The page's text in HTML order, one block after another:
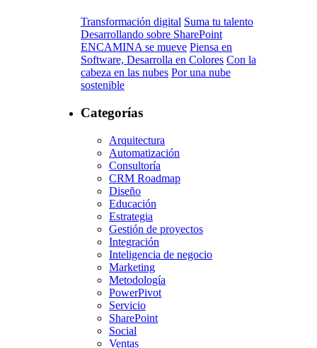
Transformación digital Suma tu talento
Desarrollando sobre SharePoint
ENCAMINA se mueve Piensa en
Software, Desarrolla en Colores Con la
cabeza en las nubes Por una nube
sostenible
Categorías
Arquitectura
Automatización
Consultoría
CRM Roadmap
Diseño
Educación
Estrategia
Gestión de proyectos
Integración
Inteligencia de negocio
Marketing
Metodología
PowerPivot
Servicio
SharePoint
Social
Ventas